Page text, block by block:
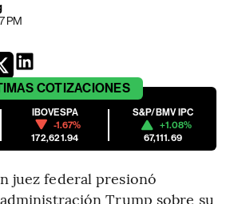
PM
COTIZACIONES
IBOVESPA
-1.67%
172,621.94
S&P/BMV IPC
+1.08%
67,111.69
juez federal presionó
Trump sobre su